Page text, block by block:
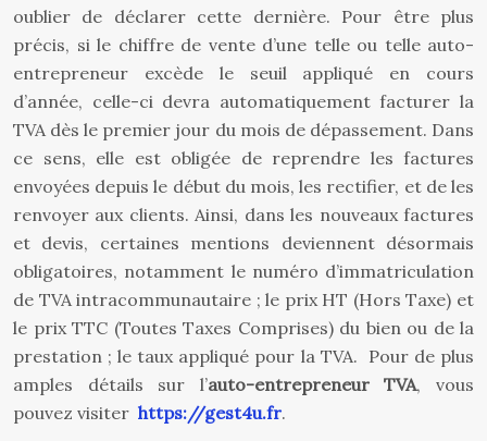
oublier de déclarer cette dernière. Pour être plus
précis, si le chiffre de vente d’une telle ou telle auto-
entrepreneur excède le seuil appliqué en cours
d’année, celle-ci devra automatiquement facturer la
TVA dès le premier jour du mois de dépassement. Dans
ce sens, elle est obligée de reprendre les factures
envoyées depuis le début du mois, les rectifier, et de les
renvoyer aux clients. Ainsi, dans les nouveaux factures
et devis, certaines mentions deviennent désormais
obligatoires, notamment le numéro d’immatriculation
de TVA intracommunautaire ; le prix HT (Hors Taxe) et
le prix TTC (Toutes Taxes Comprises) du bien ou de la
prestation ; le taux appliqué pour la TVA. Pour de plus
amples détails sur l’auto-entrepreneur TVA, vous
pouvez visiter https://gest4u.fr.